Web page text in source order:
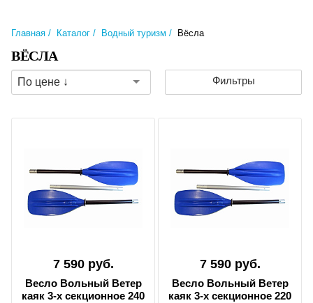
Главная Каталог Водный туризм Вёсла
ВЁСЛА
По цене ↓ Фильтры
7 590 руб.
Весло Вольный Ветер
каяк 3-х секционное 240
7 590 руб.
Весло Вольный Ветер
каяк 3-х секционное 220